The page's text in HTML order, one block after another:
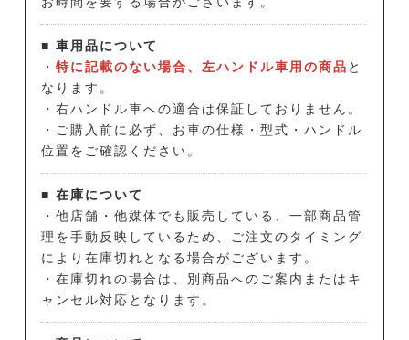
■ 車用品について
・ 特に記載のない場合、左ハンドル車用の商品 と
なります。
・右ハンドル車への適合は保証しておりません。
・ご購入前に必ず、お車の仕様・型式・ハンドル
位置をご確認ください。
■ 在庫について
・他店舗・他媒体でも販売している、一部商品管
理を手動反映しているため、ご注文のタイミング
により在庫切れとなる場合がございます。
・在庫切れの場合は、別商品へのご案内またはキ
ャンセル対応となります。